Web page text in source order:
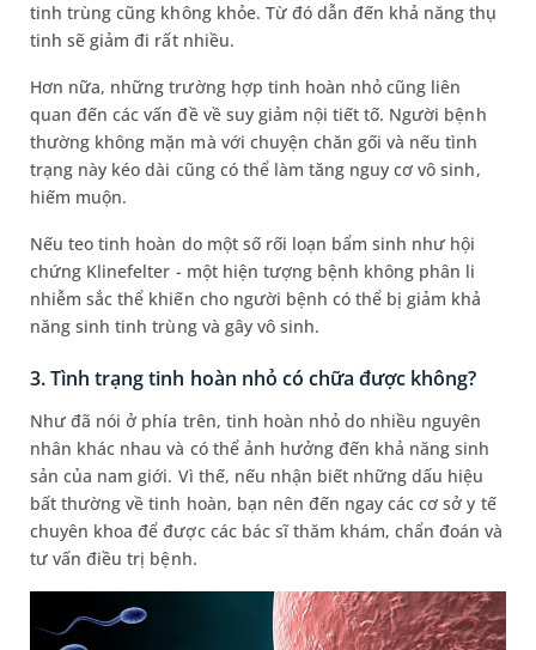
tinh trùng cũng không khỏe. Từ đó dẫn đến khả năng thụ
tinh sẽ giảm đi rất nhiều.
Hơn nữa, những trường hợp tinh hoàn nhỏ cũng liên
quan đến các vấn đề về suy giảm nội tiết tố. Người bệnh
thường không mặn mà với chuyện chăn gối và nếu tình
trạng này kéo dài cũng có thể làm tăng nguy cơ vô sinh,
hiếm muộn.
Nếu teo tinh hoàn do một số rối loạn bẩm sinh như hội
chứng Klinefelter - một hiện tượng bệnh không phân li
nhiễm sắc thể khiến cho người bệnh có thể bị giảm khả
năng sinh tinh trùng và gây vô sinh.
3. Tình trạng tinh hoàn nhỏ có chữa được không?
Như đã nói ở phía trên, tinh hoàn nhỏ do nhiều nguyên
nhân khác nhau và có thể ảnh hưởng đến khả năng sinh
sản của nam giới. Vì thế, nếu nhận biết những dấu hiệu
bất thường về tinh hoàn, bạn nên đến ngay các cơ sở y tế
chuyên khoa để được các bác sĩ thăm khám, chẩn đoán và
tư vấn điều trị bệnh.